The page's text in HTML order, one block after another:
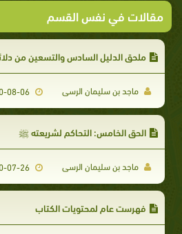
مقالات في نفس القسم
ملحق الدليل السادس والتسعين من
ماجد بن سليمان الرسى 2020-08-06
الحق الخامس: التحاكم لشريعته ﷺ
ماجد بن سليمان الرسى 2020-07-26
فهرست عام لمحتويات الكتاب